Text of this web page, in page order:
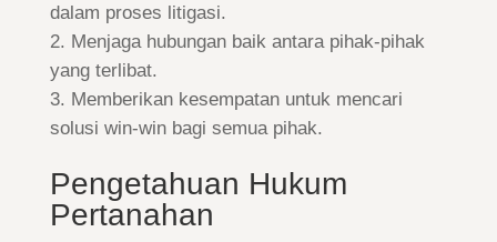
dalam proses litigasi.
Menjaga hubungan baik antara pihak-pihak
yang terlibat.
Memberikan kesempatan untuk mencari
solusi win-win bagi semua pihak.
Pengetahuan Hukum
Pertanahan